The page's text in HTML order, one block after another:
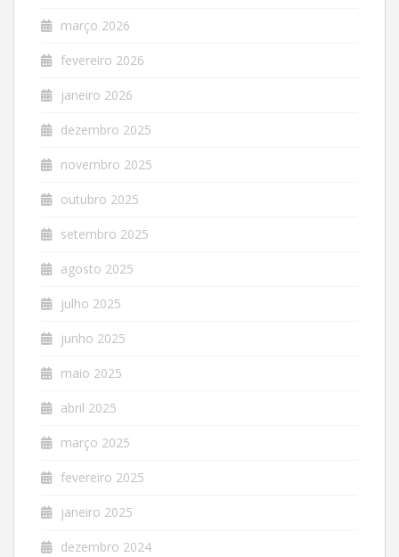
março 2026
fevereiro 2026
janeiro 2026
dezembro 2025
novembro 2025
outubro 2025
setembro 2025
agosto 2025
julho 2025
junho 2025
maio 2025
abril 2025
março 2025
fevereiro 2025
janeiro 2025
dezembro 2024